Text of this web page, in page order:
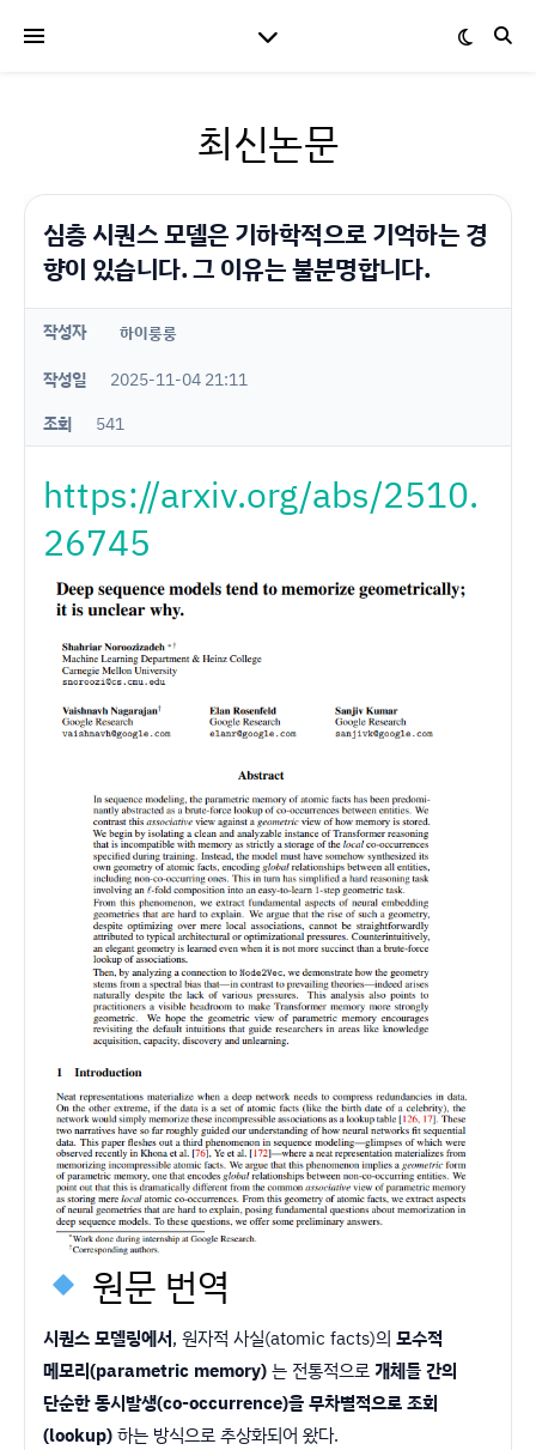
최신논문
심층 시퀀스 모델은 기하학적으로 기억하는 경
향이 있습니다. 그 이유는 불분명합니다.
작성자 하이룽룽
작성일
2025-11-04 21:11
조회
541
https://arxiv.org/abs/2510.
26745
원문 번역
시퀀스 모델링에서, 원자적 사실(atomic facts)의 모수적
메모리(parametric memory)는 전통적으로 개체들 간의
단순한 동시발생(co-occurrence)을 무차별적으로 조회
(lookup)하는 방식으로 추상화되어 왔다.